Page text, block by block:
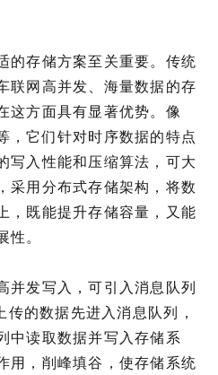
的存储方案至关重要。传统
联网高并发、海量数据的存
这方面具有显著优势。像
它们针对时序数据的特点
写入性能和压缩算法，可大
采用分布式存储架构，将数
，既能提升存储容量，又能
。
并发写入，可引入消息队列
的数据先进入消息队列，
中读取数据并写入存储系
用，削峰填谷，使存储系统